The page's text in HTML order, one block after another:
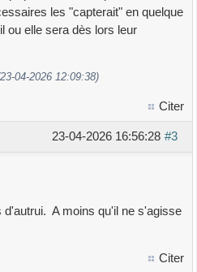
les "capterait" en quelque
ou elle sera dès lors leur
04-2026 12:09:38)
Citer
#3
23-04-2026 16:56:28
d'autrui. A moins qu'il ne s'agisse
Citer